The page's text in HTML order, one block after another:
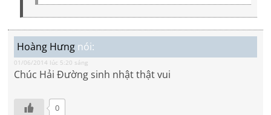
Hoàng Hưng nói:
01/06/2014 lúc 5:20 sáng
Chúc Hải Đường sinh nhật thật vui
0